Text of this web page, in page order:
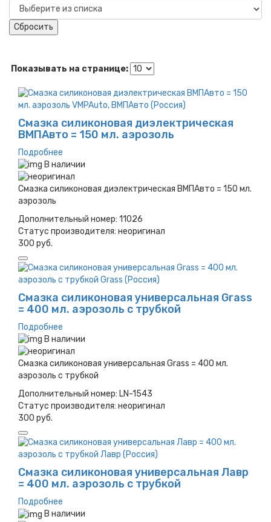
Сбросить
Показывать на странице:
Смазка силиконовая диэлектрическая
ВМПАвто = 150 мл. аэрозоль
Подробнее
В наличии
Смазка силиконовая диэлектрическая ВМПАвто = 150 мл.
аэрозоль
Дополнительный номер: 11026
Статус производителя: неоригинал
300 руб.
Смазка силиконовая универсальная Grass
= 400 мл. аэрозоль с трубкой
Подробнее
В наличии
Смазка силиконовая универсальная Grass = 400 мл.
аэрозоль с трубкой
Дополнительный номер: LN-1543
Статус производителя: неоригинал
300 руб.
Смазка силиконовая универсальная Лавр
= 400 мл. аэрозоль с трубкой
Подробнее
В наличии